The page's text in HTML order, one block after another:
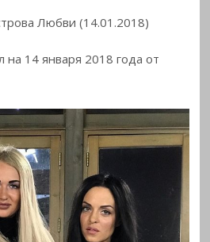
Любви (14.01.2018)
14 января 2018 года от